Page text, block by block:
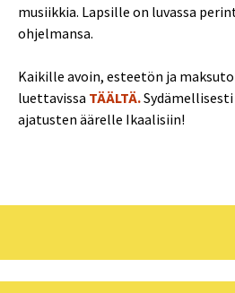
musiikkia. Lapsille on luvassa
ohjelmansa.
Kaikille avoin, esteetön ja
luettavissa TÄÄLTÄ.
ajatusten äärelle Ikaalisiin!